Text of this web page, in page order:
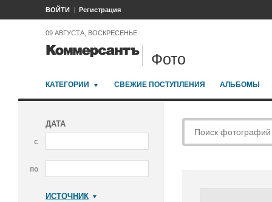
ВОЙТИ Регистрация
09 АВГУСТА, ВОСКРЕСЕНЬЕ
Фото
КАТЕГОРИИ СВЕЖИЕ ПОСТУПЛЕНИЯ АЛЬБОМЫ
ДАТА
с
по
ИСТОЧНИК